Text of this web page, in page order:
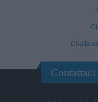
Contattaci